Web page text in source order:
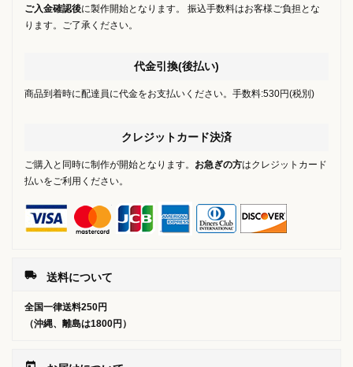
ご入金確認後に製作開始となります。 振込手数料はお客様ご負担とな
ります。ご了承ください。
代金引換(後払い)
商品到着時に配達員に代金をお支払いください。手数料:530円(税別)
クレジットカード決済
ご購入と同時に制作が開始となります。 お急ぎの方はクレジットカード
払いをご利用ください。
local_shipping 送料について
全国一律送料250円
（沖縄、離島は1800円）